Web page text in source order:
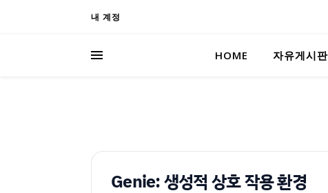
내 계정
HOME 자유게시판
Genie: 생성적 상호 작용 환경